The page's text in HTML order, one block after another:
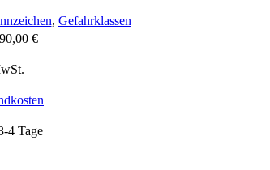
, Gefahrklassen
€
4 Tage